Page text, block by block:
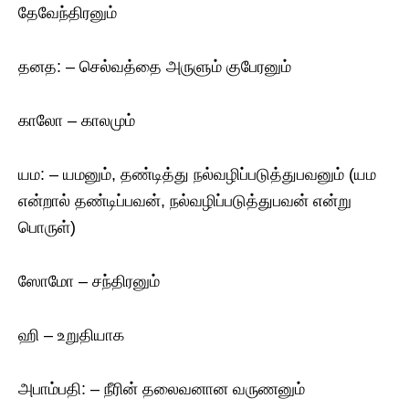
தேவேந்திரனும்
தனத: – செல்வத்தை அருளும் குபேரனும்
காலோ – காலமும்
யம: – யமனும், தண்டித்து நல்வழிப்படுத்துபவனும் (யம
என்றால் தண்டிப்பவன், நல்வழிப்படுத்துபவன் என்று
பொருள்)
ஸோமோ – சந்திரனும்
ஹி – உறுதியாக
அபாம்பதி: – நீரின் தலைவனான வருணனும்